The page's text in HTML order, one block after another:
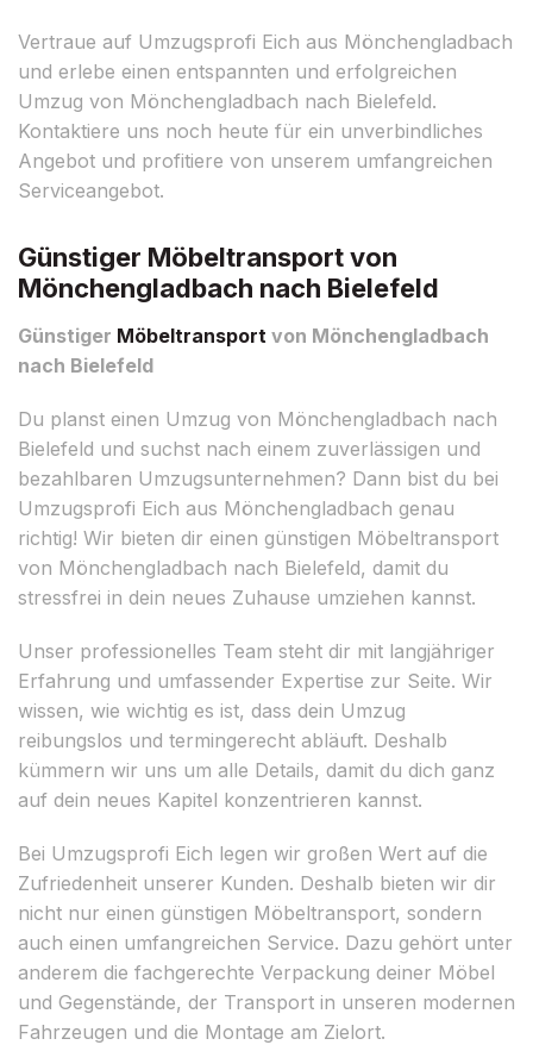
Vertraue auf Umzugsprofi Eich aus Mönchengladbach
und erlebe einen entspannten und erfolgreichen
Umzug von Mönchengladbach nach Bielefeld.
Kontaktiere uns noch heute für ein unverbindliches
Angebot und profitiere von unserem umfangreichen
Serviceangebot.
Günstiger Möbeltransport von
Mönchengladbach nach Bielefeld
Günstiger Möbeltransport von Mönchengladbach
nach Bielefeld
Du planst einen Umzug von Mönchengladbach nach
Bielefeld und suchst nach einem zuverlässigen und
bezahlbaren Umzugsunternehmen? Dann bist du bei
Umzugsprofi Eich aus Mönchengladbach genau
richtig! Wir bieten dir einen günstigen Möbeltransport
von Mönchengladbach nach Bielefeld, damit du
stressfrei in dein neues Zuhause umziehen kannst.
Unser professionelles Team steht dir mit langjähriger
Erfahrung und umfassender Expertise zur Seite. Wir
wissen, wie wichtig es ist, dass dein Umzug
reibungslos und termingerecht abläuft. Deshalb
kümmern wir uns um alle Details, damit du dich ganz
auf dein neues Kapitel konzentrieren kannst.
Bei Umzugsprofi Eich legen wir großen Wert auf die
Zufriedenheit unserer Kunden. Deshalb bieten wir dir
nicht nur einen günstigen Möbeltransport, sondern
auch einen umfangreichen Service. Dazu gehört unter
anderem die fachgerechte Verpackung deiner Möbel
und Gegenstände, der Transport in unseren modernen
Fahrzeugen und die Montage am Zielort.